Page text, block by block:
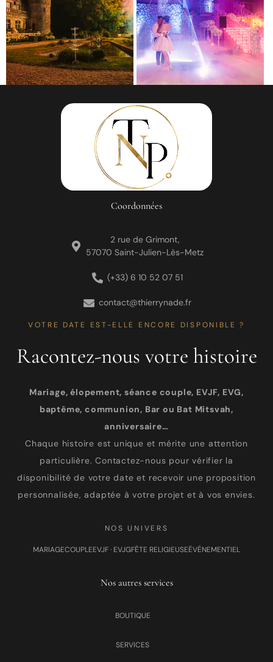
Coordonnées
2 rue de Grimont,
57070 Saint-Julien-Lès-Metz
(+33) 6 10 52 07 51
contact@thierrynade.fr
VOTRE DATE EST-ELLE ENCORE DISPONIBLE ?
Racontez-nous votre histoire
Mariage, élopement, séance couple, EVJF, EVG,
baptême, communion, Bar ou Bat Mitsvah,
anniversaire…
Chaque histoire est unique et mérite une attention
particulière. Contactez-nous pour vérifier la
disponibilité de votre date et recevoir une proposition
personnalisée, adaptée à votre projet et à vos envies.
NOS UNIVERS
MARIAGECOUPLEEVJF · EVJGFÊTE RELIGIEUSEÉVÉNEMENTIEL
Nos autres services
BOUTIQUE
SERVICES